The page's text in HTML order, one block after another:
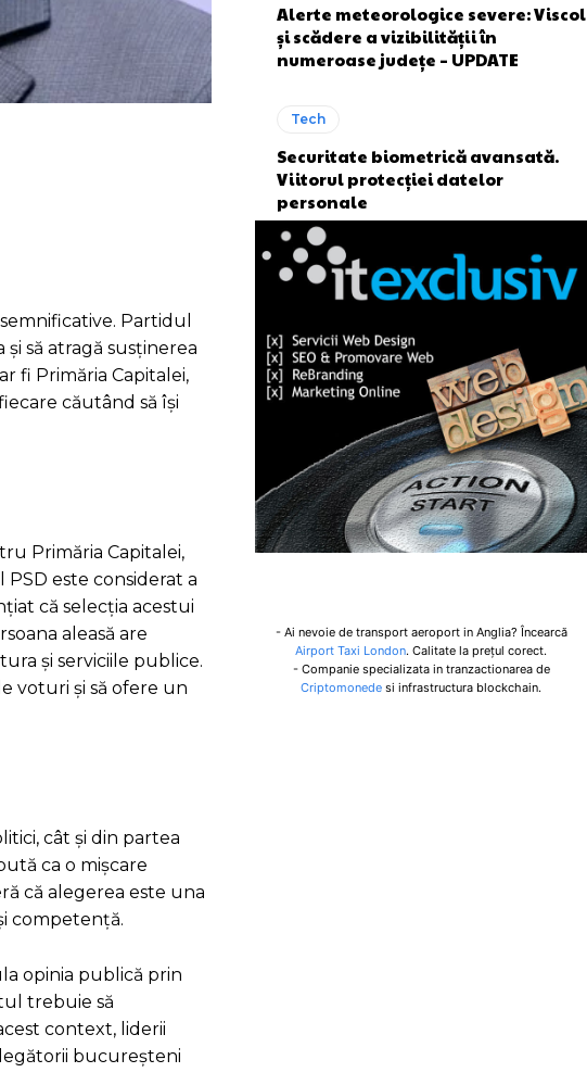
Partidul
să atragă susținerea
fi Primăria Capitalei,
căutând să își
Primăria Capitalei,
este considerat a
că selecția acestui
aleasă are
și serviciile publice.
voturi și să ofere un
cât și din partea
ca o mișcare
că alegerea este una
competență.
opinia publică prin
trebuie să
context, liderii
bucureșteni
Alerte meteorologice severe: Viscol
și scădere a vizibilității în
numeroase județe – UPDATE
Tech
Securitate biometrică avansată.
Viitorul protecției datelor
personale
- Ai nevoie de transport aeroport in Anglia? Încearcă
Airport Taxi London. Calitate la prețul corect.
- Companie specializata in tranzactionarea de
Criptomonede si infrastructura blockchain.